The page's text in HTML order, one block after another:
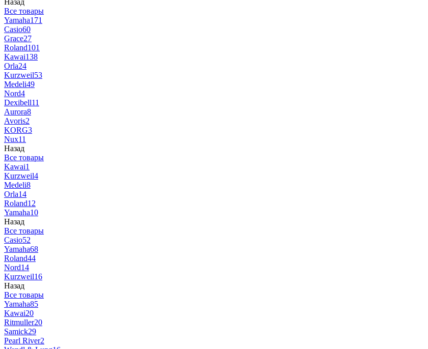
Назад
Все товары
Yamaha171
Casio60
Grace27
Roland101
Kawai138
Orla24
Kurzweil53
Medeli49
Nord4
Dexibell11
Aurora8
Avoris2
KORG3
Nux11
Назад
Все товары
Kawai1
Kurzweil4
Medeli8
Orla14
Roland12
Yamaha10
Назад
Все товары
Casio52
Yamaha68
Roland44
Nord14
Kurzweil16
Назад
Все товары
Yamaha85
Kawai20
Ritmuller20
Samick29
Pearl River2